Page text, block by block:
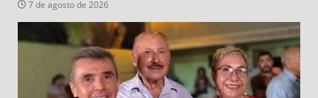
7 de agosto de 2026